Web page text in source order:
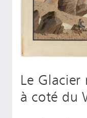
Le
à coté du